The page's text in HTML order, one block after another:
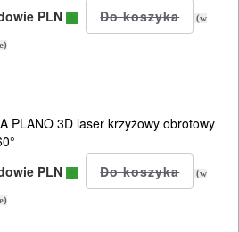
PLN
(w
PLANO 3D laser krzyżowy obrotowy
PLN
(w